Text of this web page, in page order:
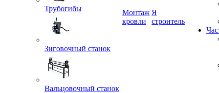
Трубогибы
Зиговочный станок